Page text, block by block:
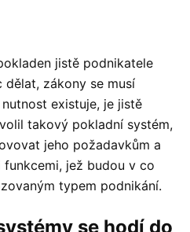
jistě podnikatele
dělat, zákony se musí
existuje, je jistě
takový pokladní systém,
jeho požadavkům a
jež budou v co
typem podnikání.
se hodí do